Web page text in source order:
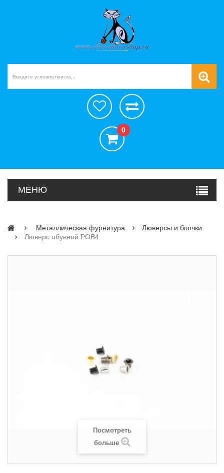
0
МЕНЮ
Металлическая фурнитура
Люверсы и блочки
Люверс обувной POB4
Посмотреть
больше